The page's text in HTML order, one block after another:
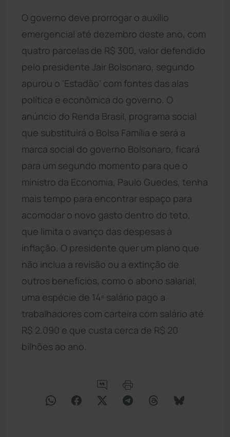
O governo deve prorrogar o auxílio
emergencial até dezembro deste ano, com
quatro parcelas de R$ 300, valor defendido
pelo presidente Jair Bolsonaro, segundo
apurou o ‘Estadão’ com fontes das alas
política e econômica do governo. O
anúncio do Renda Brasil, programa social
que substituirá o Bolsa Família e será a
marca social do governo Bolsonaro, ficará
para um segundo momento para que o
ministro da Economia, Paulo Guedes, tenha
mais tempo para encontrar espaço para
acomodar o novo gasto dentro do teto,
que limita o avanço das despesas à
inflação. O presidente quer um plano que
não inclua a revisão ou a extinção de
outros benefícios, como o abono salarial,
uma espécie de 14º salário pago a
trabalhadores com carteira com salário até
R$ 2.090 e que custa cerca de R$ 20
bilhões ao ano.